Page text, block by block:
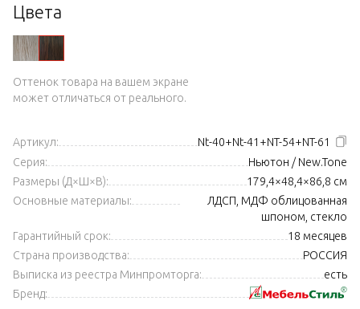
Цвета
Оттенок товара на вашем экране
может отличаться от реального.
Артикул:
Nt-40+Nt-41+NT-54+NT-61
Серия:
Ньютон / New.Tone
Размеры (Д×Ш×В):
179,4×48,4×86,8 см
Основные материалы:
ЛДСП, МДФ облицованная
шпоном, стекло
Гарантийный срок:
18 месяцев
Страна производства:
РОССИЯ
Выписка из реестра Минпромторга:
есть
Бренд: